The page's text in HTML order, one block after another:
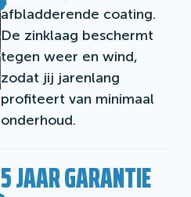
afbladderende coating.
De zinklaag beschermt
tegen weer en wind,
zodat jij jarenlang
profiteert van minimaal
onderhoud.
5 JAAR GARANTIE